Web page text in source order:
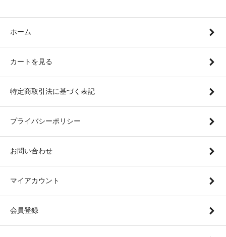
ホーム
カートを見る
特定商取引法に基づく表記
プライバシーポリシー
お問い合わせ
マイアカウント
会員登録